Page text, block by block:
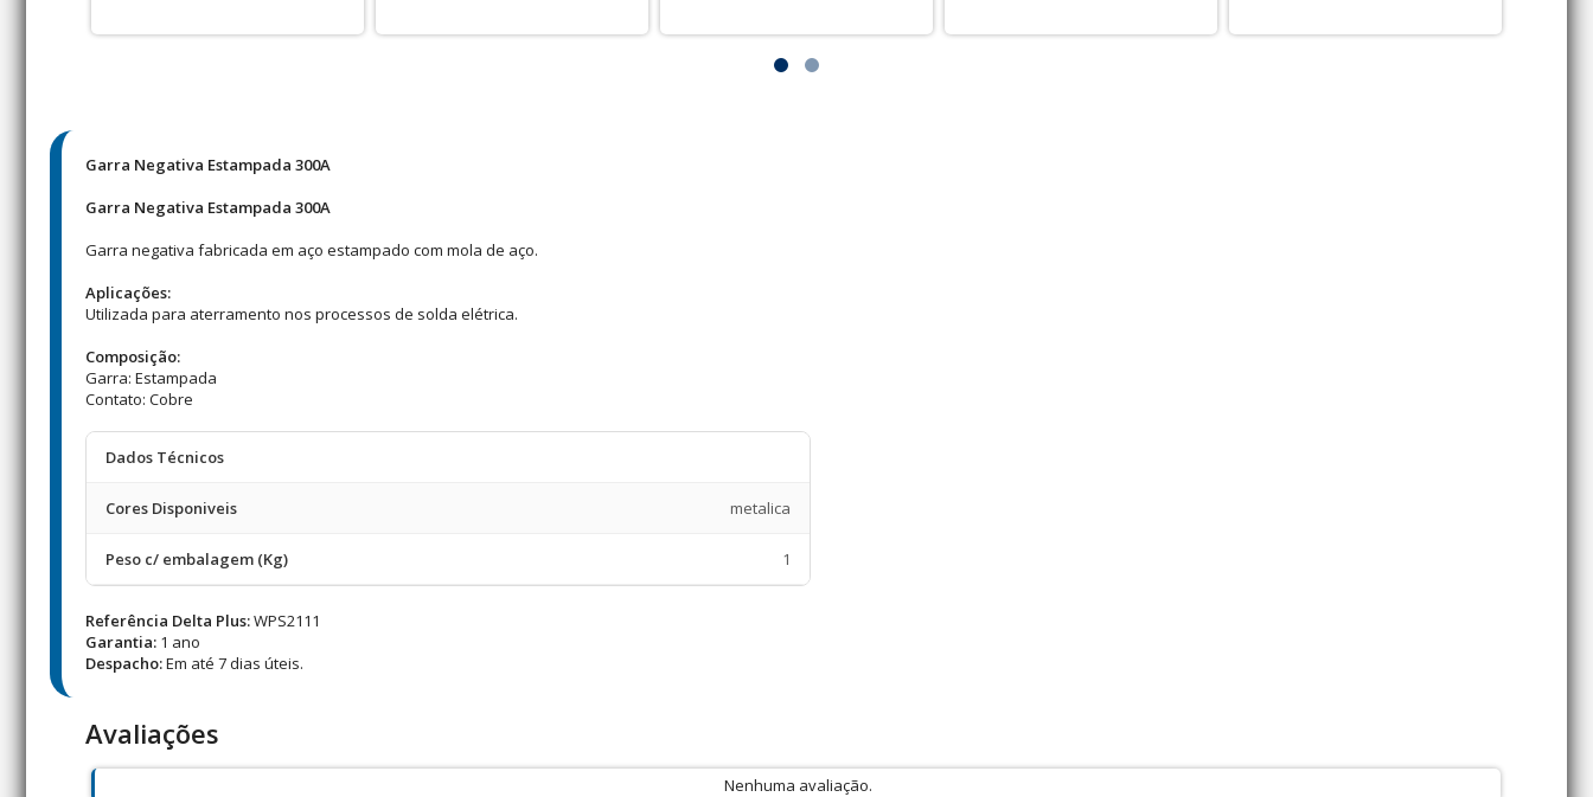
Garra Negativa Estampada 300A
Garra Negativa Estampada 300A
Garra negativa fabricada em aço estampado com mola de aço.
Aplicações:
Utilizada para aterramento nos processos de solda elétrica.
Composição:
Garra: Estampada
Contato: Cobre
Dados Técnicos
Cores Disponiveis metalica
Peso c/ embalagem (Kg) 1
Referência Delta Plus:WPS2111
Garantia: 1 ano
Despacho:Em até 7 dias úteis.
Avaliações
Nenhuma avaliação.